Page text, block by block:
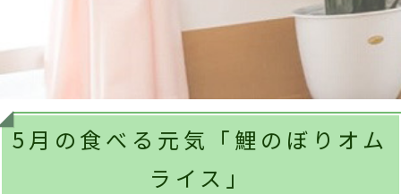
交通アクセス
5月の食べる元気「鯉のぼりオム
ライス」